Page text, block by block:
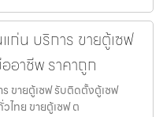
ก่น บริการ ขายตู้เซฟ
อาชีพ ราคาถูก
ขายตู้เซฟ รับติดตั้งตู้เซฟ
ไทย ขายตู้เซฟ ต